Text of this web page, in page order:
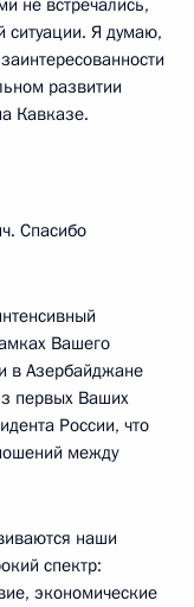
не встречались,
ситуации. Я думаю,
развитии
Кавказе.
Спасибо
Вашего
в Азербайджане
первых Ваших
России, что
между
наши
спектр:
экономические